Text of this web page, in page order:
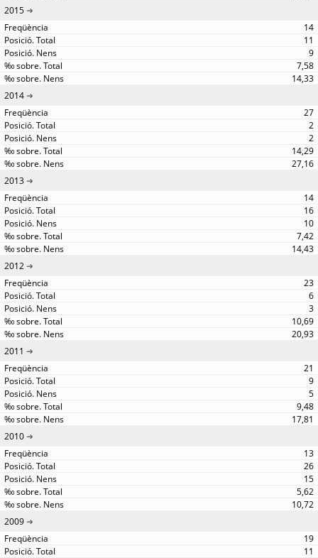
2015
14
11
9
7,58
14,33
2014
27
2
2
14,29
27,16
2013
14
16
10
7,42
14,43
2012
23
6
3
10,69
20,93
2011
21
9
5
9,48
17,81
2010
13
26
15
5,62
10,72
2009
19
11